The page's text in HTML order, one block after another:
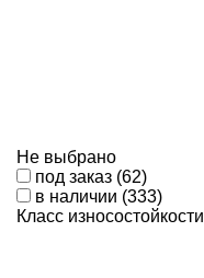
Не выбрано
под заказ (62)
в наличии (333)
Класс износостойкости